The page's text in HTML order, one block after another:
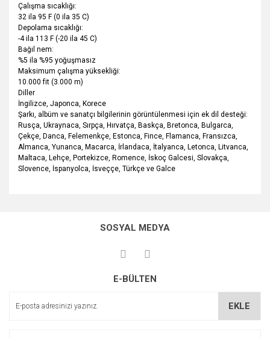
Çalışma sıcaklığı:
32 ila 95 F (0 ila 35 C)
Depolama sıcaklığı:
-4 ila 113 F (-20 ila 45 C)
Bağıl nem:
%5 ila %95 yoğuşmasız
Maksimum çalışma yüksekliği:
10.000 fit (3.000 m)
Diller
İngilizce, Japonca, Korece
Şarkı, albüm ve sanatçı bilgilerinin görüntülenmesi için ek dil desteği:
Rusça, Ukraynaca, Sırpça, Hırvatça, Baskça, Bretonca, Bulgarca,
Çekçe, Danca, Felemenkçe, Estonca, Fince, Flamanca, Fransızca,
Almanca, Yunanca, Macarca, İrlandaca, İtalyanca, Letonca, Litvanca,
Maltaca, Lehçe, Portekizce, Romence, İskoç Galcesi, Slovakça,
Slovence, İspanyolca, İsveççe, Türkçe ve Galce
kullanarak tarafımıza iletebilirsiniz.
Görüş ve önerileriniz için teşekkür ederiz.
Ürün açıklamasında eksik bilgiler bulunuyor.
SOSYAL MEDYA
E-BÜLTEN
EKLE